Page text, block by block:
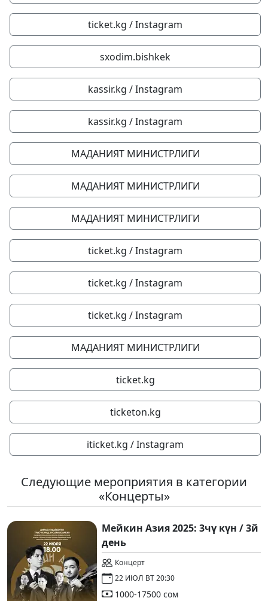
ticket.kg / Instagram
sxodim.bishkek
kassir.kg / Instagram
kassir.kg / Instagram
МАДАНИЯТ МИНИСТРЛИГИ
МАДАНИЯТ МИНИСТРЛИГИ
МАДАНИЯТ МИНИСТРЛИГИ
ticket.kg / Instagram
ticket.kg / Instagram
ticket.kg / Instagram
МАДАНИЯТ МИНИСТРЛИГИ
ticket.kg
ticketon.kg
iticket.kg / Instagram
Следующие мероприятия в категории
«Концерты»
Мейкин Азия 2025: 3чү күн / 3й
день
Концерт
22 ИЮЛ ВТ 20:30
1000-17500 сом